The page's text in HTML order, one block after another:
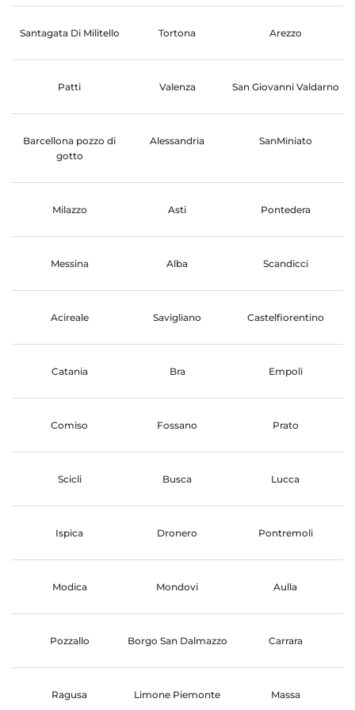
Santagata Di Militello Tortona Arezzo
Patti Valenza San Giovanni Valdarno
Barcellona pozzo di
gotto
Alessandria SanMiniato
Milazzo Asti Pontedera
Messina Alba Scandicci
Acireale Savigliano Castelfiorentino
Catania Bra Empoli
Comiso Fossano Prato
Scicli Busca Lucca
Ispica Dronero Pontremoli
Modica Mondovi Aulla
Pozzallo Borgo San Dalmazzo Carrara
Ragusa Limone Piemonte Massa